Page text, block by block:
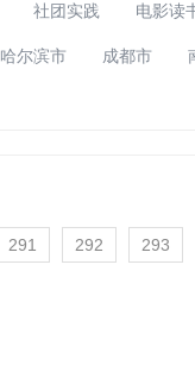
社团实践 电影读
哈尔滨市 成都市
291 292 293